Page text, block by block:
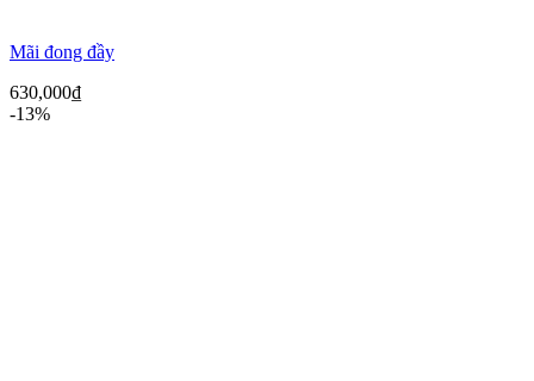
Mãi đong đầy
630,000₫
-13%